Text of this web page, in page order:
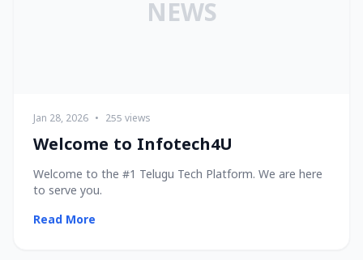
NEWS
Jan 28, 2026 • 255 views
Welcome to Infotech4U
Welcome to the #1 Telugu Tech Platform. We are here
to serve you.
Read More